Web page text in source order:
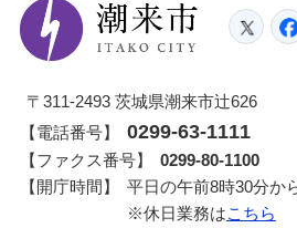
潮来市
〒311-2493 茨城県潮来市辻626
【電話番号】
0299-63-1111
【ファクス番号】
0299-80-1100
【開庁時間】
平日の午前8時30分か
※休日業務はこちら